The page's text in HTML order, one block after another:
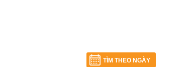
TÌM THEO NGÀY